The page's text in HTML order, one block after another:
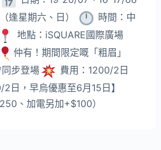
逢星期六、日）
時間：中
地點：iSQUARE國際廣場
仲有！期間限定嘅「粗眉」
步登場
費用：1200/2日
2日，早烏優惠至6月15日】
、加電另加+$100）